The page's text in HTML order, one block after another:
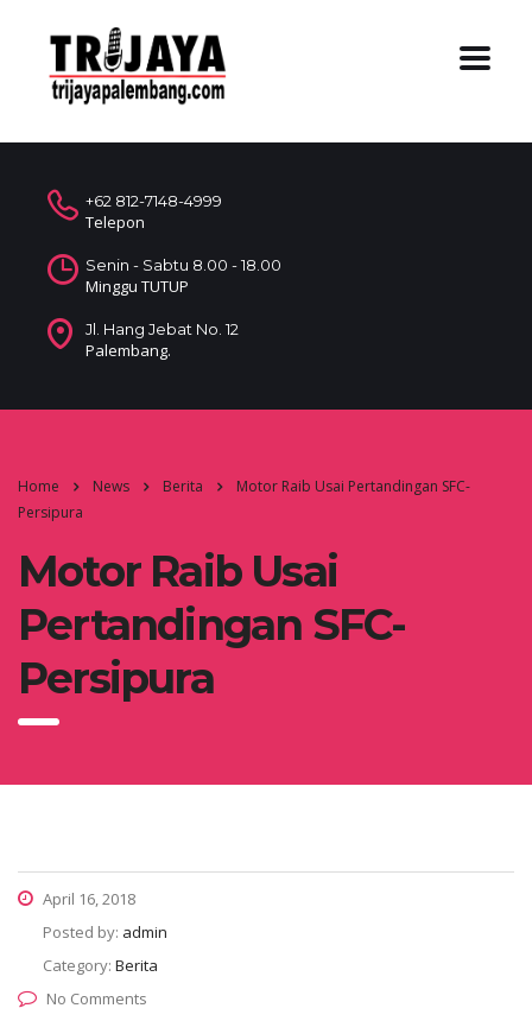
+62 812-7148-4999
Telepon
Senin - Sabtu 8.00 - 18.00
Minggu TUTUP
Jl. Hang Jebat No. 12
Palembang.
Home News Berita
Motor Raib Usai Pertandingan SFC-
Persipura
Motor Raib Usai
Pertandingan SFC-
Persipura
April 16, 2018
Posted by: admin
Category: Berita
No Comments